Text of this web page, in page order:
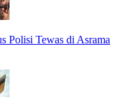
Polisi Tewas di Asrama